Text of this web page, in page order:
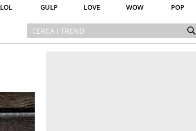
LOL GULP LOVE WOW POP